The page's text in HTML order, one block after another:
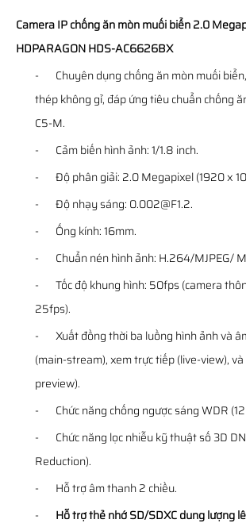
Camera IP chống ăn mòn muối biển 2.0
HDPARAGON HDS-AC6626BX
- Chuyên dụng chống ăn mòn muối
thép không gỉ, đáp ứng tiêu chuẩn chống
C5-M.
- Cảm biến hình ảnh: 1/1.8 inch.
- Độ phân giải: 2.0 Megapixel (1920 x
- Độ nhạy sáng: 0.002@F1.2.
- Ống kính: 16mm.
- Chuẩn nén hình ảnh: H.264/MJPEG/
- Tốc độ khung hình: 50fps (camera
25fps).
- Xuất đồng thời ba luồng hình ảnh và
(main-stream), xem trực tiếp (live-view),
preview).
- Chức năng chống ngược sáng WDR
- Chức năng lọc nhiễu kỹ thuật số 3D
Reduction).
- Hỗ trợ âm thanh 2 chiều.
- Hỗ trợ thẻ nhớ SD/SDXC dung lượng